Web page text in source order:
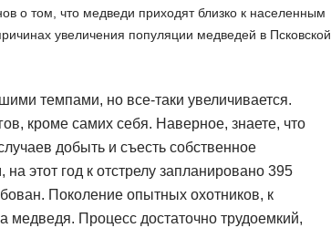
о том, что медведи приходят близко к населенным
увеличения популяции медведей в Псковской
темпами, но все-таки увеличивается.
кроме самих себя. Наверное, знаете, что
добыть и съесть собственное
этот год к отстрелу запланировано 395
Поколение опытных охотников, к
медведя. Процесс достаточно трудоемкий,